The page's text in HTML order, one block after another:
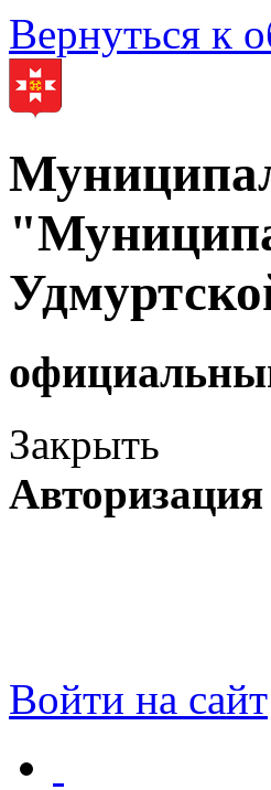
Вернуться к
Закрыть
Авторизация
Войти на сайт